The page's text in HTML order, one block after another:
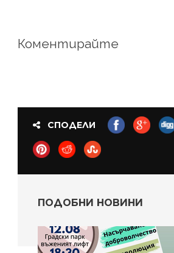
Коментирайте
СПОДЕЛИ
ПОДОБНИ НОВИНИ